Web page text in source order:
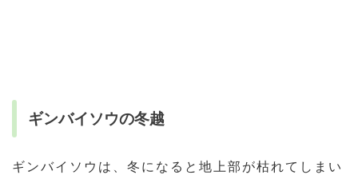
ギンバイソウの冬越
ギンバイソウは、冬になると地上部が枯れてしまい